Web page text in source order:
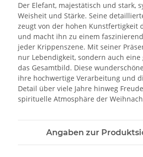
Der Elefant, majestätisch und stark,
Weisheit und Stärke. Seine
zeugt von der hohen Kunstfertigkeit
und macht ihn zu einem
jeder Krippenszene. Mit seiner
nur Lebendigkeit, sondern auch eine
das Gesamtbild. Diese
ihre hochwertige Verarbeitung und
Detail über viele Jahre hinweg
spirituelle Atmosphäre der
Angaben zur